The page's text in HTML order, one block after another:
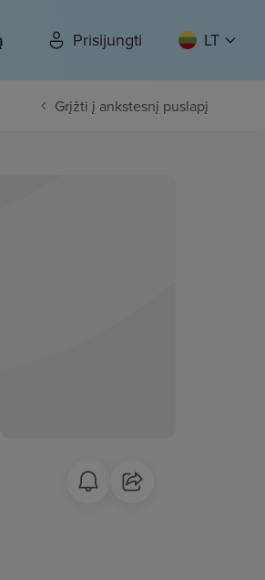
Prisijungti LT
Grįžti į ankstesnį puslapį